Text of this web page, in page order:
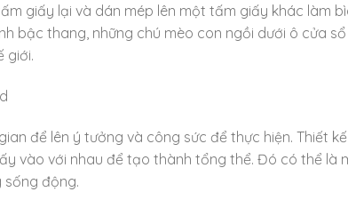
giấy lại và dán mép lên một tấm giấy khác làm
bậc thang, những chú mèo con ngồi dưới ô cửa
giới.
để lên ý tưởng và công sức để thực hiện. Thiết
vào với nhau để tạo thành tổng thể. Đó có thể là
sống động.